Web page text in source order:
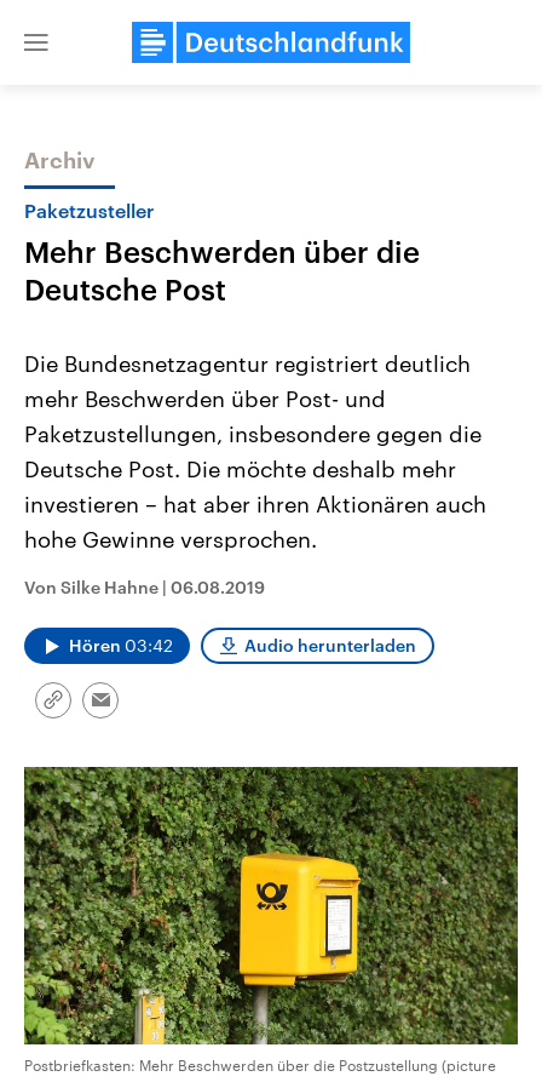
Close
Themen
Landtagswahl Sachsen-Anhalt
2026
Alle Informationen
Sachsen-Anhalt wählt am 6.
September 2026 einen neuen
Landtag. Seit 2021 wird das
Bundesland von einer Koalition aus
CDU, SPD und FDP regiert.-
Umfragen, Prognosen,
Wahlprogramme, aktuelle Berichte
und Kandidaten der anstehenden
Wahl.
USA
Aktuelle Beiträge,
Hintergründe
Wirtschaftlich und
gehören die Vereinigten
den mächtigsten Ländern
Archiv
Paketzusteller
Mehr Beschwerden über die
Deutsche Post
Die Bundesnetzagentur registriert deutlich
mehr Beschwerden über Post- und
Paketzustellungen, insbesondere gegen die
Deutsche Post. Die möchte deshalb mehr
investieren – hat aber ihren Aktionären auch
hohe Gewinne versprochen.
Von Silke Hahne | 06.08.2019
Hören 03:42 Audio herunterladen
Link
Email
Postbriefkasten: Mehr Beschwerden über die Postzustellung (picture